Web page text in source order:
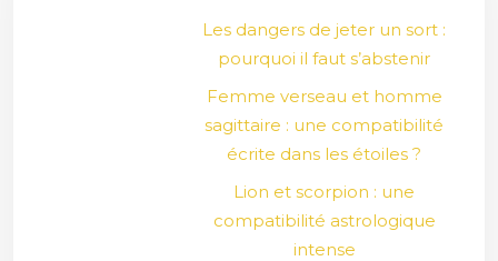
Les dangers de jeter un sort :
pourquoi il faut s’abstenir
Femme verseau et homme
sagittaire : une compatibilité
écrite dans les étoiles ?
Lion et scorpion : une
compatibilité astrologique
intense